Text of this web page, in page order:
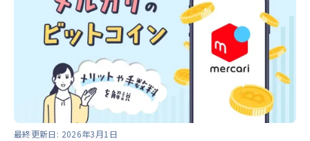
最終更新日: 2026年3月1日